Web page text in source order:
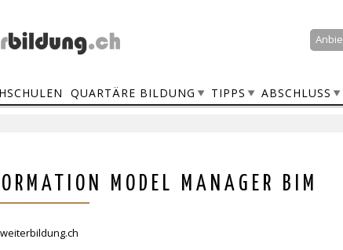
Suche
QUARTÄRE BILDUNG TIPPS ABSCHLUSS
MODEL MANAGER BIM
weiterbildung.ch